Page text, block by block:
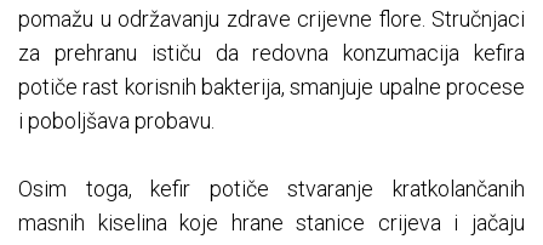
pomažu u održavanju zdrave crijevne flore. Stručnjaci
za prehranu ističu da redovna konzumacija kefira
potiče rast korisnih bakterija, smanjuje upalne procese
i poboljšava probavu.
Osim toga, kefir potiče stvaranje kratkolančanih
masnih kiselina koje hrane stanice crijeva i jačaju